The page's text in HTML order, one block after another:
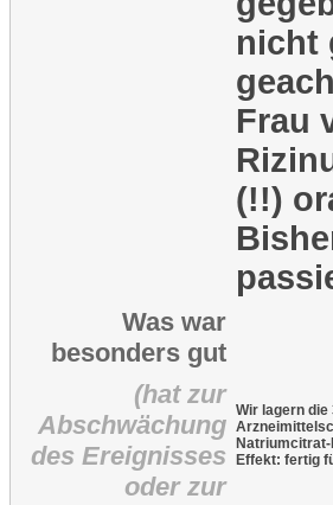
nicht
Frau
(!!)
Was war
besonders gut
(hat zur
Abschwächung
des Ereignisses
oder zur
Wir lagern
Effekt: fertig